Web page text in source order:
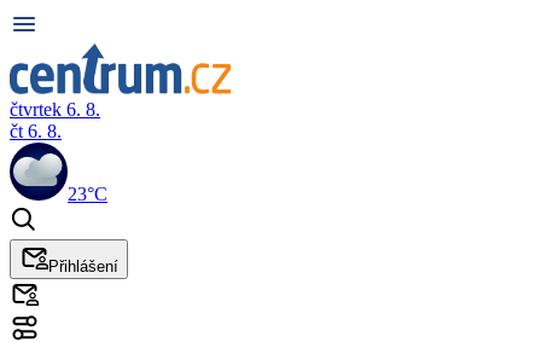
čtvrtek 6. 8.
čt 6. 8.
23°C
Přihlášení